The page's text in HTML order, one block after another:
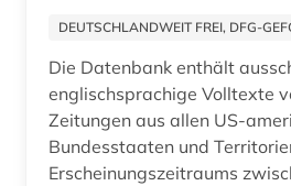
export (1)
faktendatenbank (1)
fid darstellende kunst (1)
DEUTSCHLANDWEIT FREI, DFG-
Die Datenbank enthält
englischsprachige Volltexte
Zeitungen aus allen US-
Bundesstaaten und
Erscheinungszeitraums